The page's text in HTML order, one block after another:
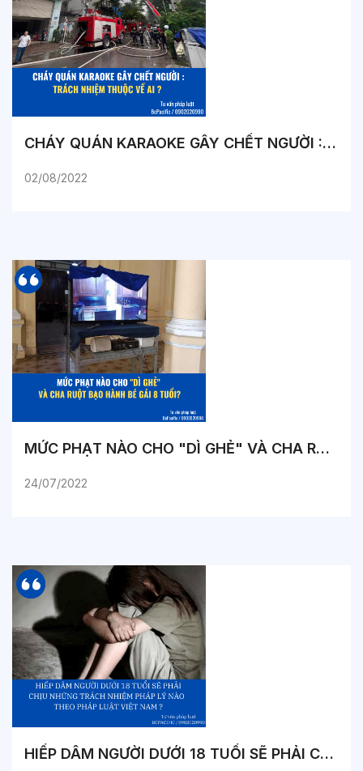
CHÁY QUÁN KARAOKE GÂY CHẾT NGƯỜI : TRÁCH NHIỆM THUỘC VỀ AI ?
02/08/2022
MỨC PHẠT NÀO CHO "DÌ GHẺ" VÀ CHA RUỘT BẠO HÀNH BÉ GÁI 8 TUỔI?
24/07/2022
HIẾP DÂM NGƯỜI DƯỚI 18 TUỔI SẼ PHẢI CHỊU NHỮNG TRÁCH NHIỆM PHÁP LÝ NÀO THEO PHÁP LUẬT VIỆT NAM ?